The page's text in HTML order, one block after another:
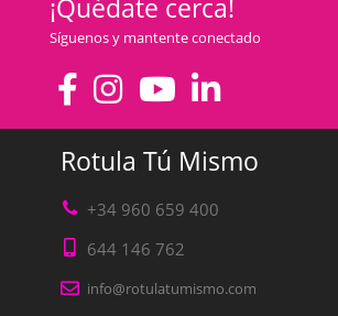
¡Quédate cerca!
Síguenos y mantente conectado
Rotula Tú Mismo
+34 960 659 400
644 146 762
info@rotulatumismo.com